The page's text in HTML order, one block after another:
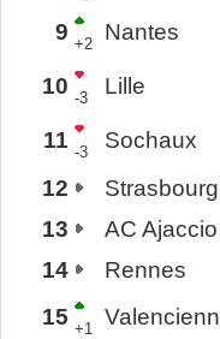
9 +2 Nantes
10 -3 Lille
11 -3 Sochaux
12
Strasbourg
13
AC Ajaccio
14
Rennes
15 +1